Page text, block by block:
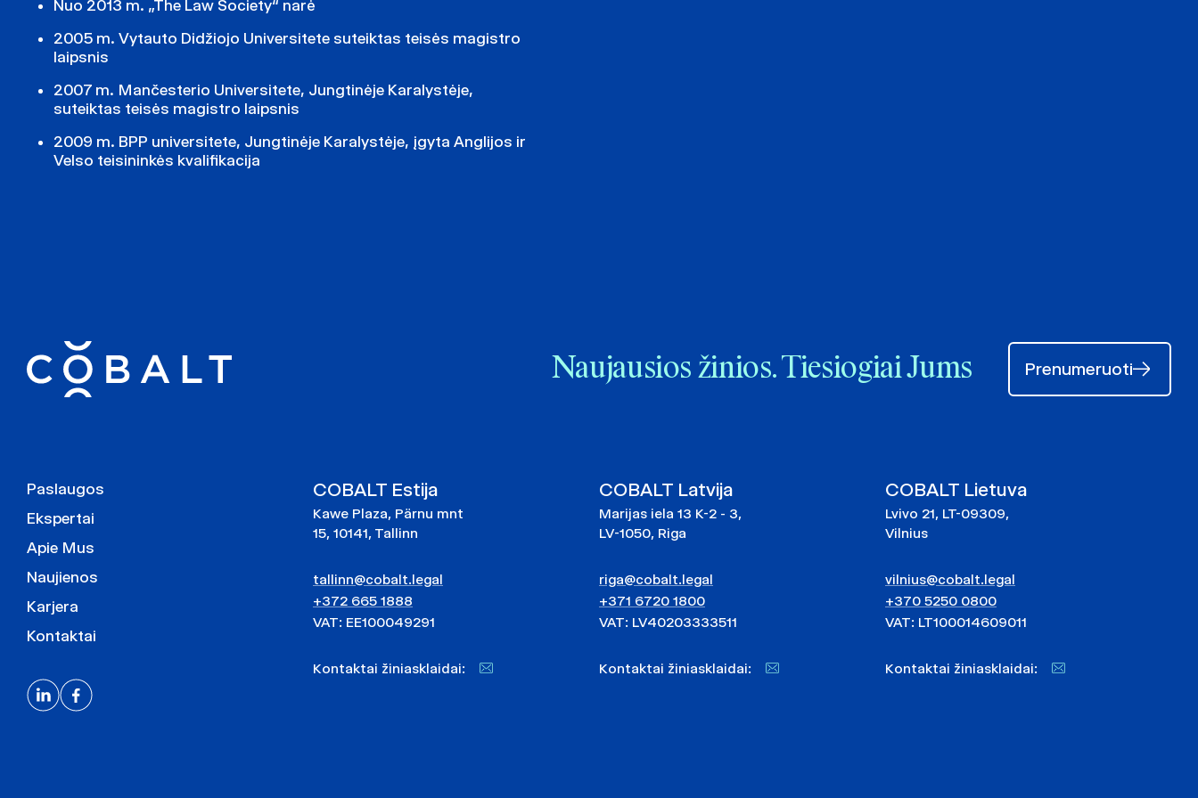
Nuo 2013 m. „The Law Society“ narė
2005 m. Vytauto Didžiojo Universitete suteiktas teisės magistro
laipsnis
2007 m. Mančesterio Universitete, Jungtinėje Karalystėje,
suteiktas teisės magistro laipsnis
2009 m. BPP universitete, Jungtinėje Karalystėje, įgyta Anglijos ir
Velso teisininkės kvalifikacija
Naujausios žinios. Tiesiogiai Jums Prenumeruoti
Paslaugos
Ekspertai
Apie Mus
Naujienos
Karjera
Kontaktai
COBALT Estija
Kawe Plaza, Pärnu mnt
15, 10141, Tallinn
tallinn@cobalt.legal
+372 665 1888
VAT: EE100049291
Kontaktai žiniasklaidai:
COBALT Latvija
Marijas iela 13 K-2 - 3,
LV-1050, Riga
riga@cobalt.legal
+371 6720 1800
VAT: LV40203333511
Kontaktai žiniasklaidai:
COBALT Lietuva
Lvivo 21, LT-09309,
Vilnius
vilnius@cobalt.legal
+370 5250 0800
VAT: LT100014609011
Kontaktai žiniasklaidai: